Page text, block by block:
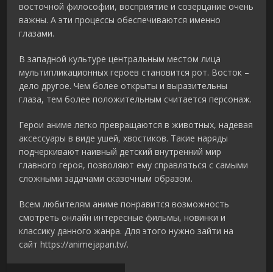
восточной философии, восприятие и созерцание очень
важны. А эти процессы обеспечиваются именно
глазами.
В западной культуре центральным местом лица
мультипликационных героев становится рот. Восток –
дело другое. Чем более открыты и выразительны
глаза, тем более положительным считается персонаж.
Герои аниме легко превращаются в животных, надевая
аксессуары в виде ушей, хвостиков. Такие наряды
подчеркивают наивный детский внутренний мир
главного героя, позволяют ему справляться с самыми
сложными задачами сказочным образом.
Всем любителям аниме понравится возможность
смотреть онлайн интересные фильмы, новинки и
классику данного жанра. Для этого нужно зайти на
сайт https://animejapan.tv/.